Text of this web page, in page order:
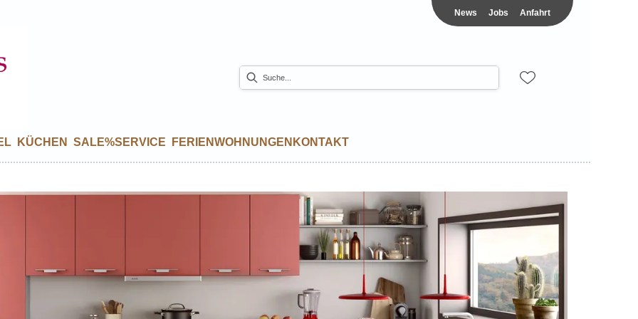
News Jobs Anfahrt
KÜCHEN SALE%SERVICE FERIENWOHNUNGEN KONTAKT